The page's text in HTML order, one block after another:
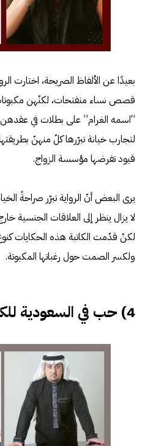
بعيدًا عن الألفاظ الصريحة، اختارت
قصص نساء منفتحات، لكنّهن
“اسمه الغرام” على بطلات في
لتجارب خيانة تبرّرها كلّ منهنّ
قيود تفرضها مؤسسة الزواج.
يرى البعض أنّ الرواية تبرّر صراحةً
لا يزال ينظر إلى العلاقات الجنسية
لكنّ قدّمت الكاتبة هذه الحكايات
ولكسر الصمت حول رغباتها المكبوتة.
4) حب في السعودية للكاتب إبراهيم بادي